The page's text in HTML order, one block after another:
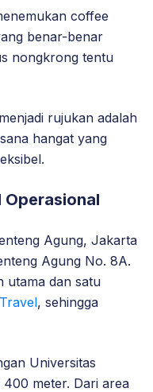
coffee
benar-benar
nongkrong tentu
rujukan adalah
hangat yang
Operasional
Agung, Jakarta
Agung No. 8A.
utama dan satu
, sehingga
Universitas
400 meter. Dari area